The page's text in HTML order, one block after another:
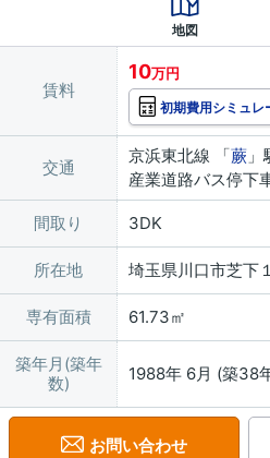
地図
賃料
10万円
初期費用シミュレ
交通
京浜東北線 「蕨
産業道路バス停下
間取り 3DK
所在地 埼玉県川口市芝下
専有面積 61.73㎡
築年月(築年
数)
1988年 6月 (築38
お問い合わせ